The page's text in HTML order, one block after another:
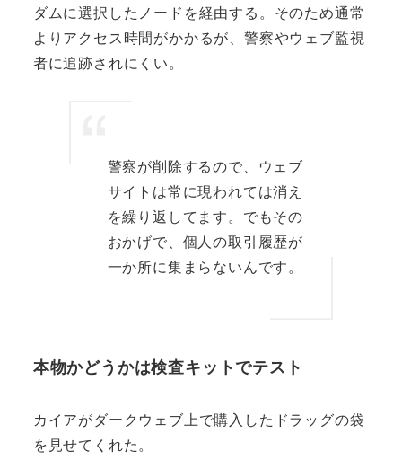
ダムに選択したノードを経由する。そのため通常
よりアクセス時間がかかるが、警察やウェブ監視
者に追跡されにくい。
警察が削除するので、ウェブ
サイトは常に現われては消え
を繰り返してます。でもその
おかげで、個人の取引履歴が
一か所に集まらないんです。
本物かどうかは検査キットでテスト
カイアがダークウェブ上で購入したドラッグの袋
を見せてくれた。